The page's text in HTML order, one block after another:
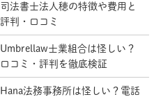
司法書士法人穂の特徴や費用と
評判・口コミ
Umbrellaw士業組合は怪しい？
口コミ・評判を徹底検証
Hana法務事務所は怪しい？電話